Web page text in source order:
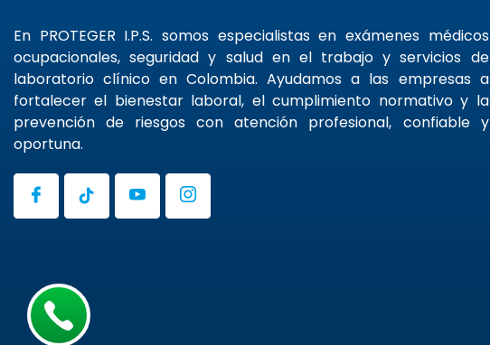
En PROTEGER I.P.S. somos especialistas en exámenes médicos
ocupacionales, seguridad y salud en el trabajo y servicios de
laboratorio clínico en Colombia. Ayudamos a las empresas a
fortalecer el bienestar laboral, el cumplimiento normativo y la
prevención de riesgos con atención profesional, confiable y
oportuna.